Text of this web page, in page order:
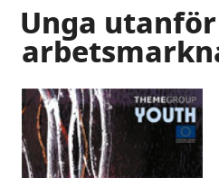
Unga utanför